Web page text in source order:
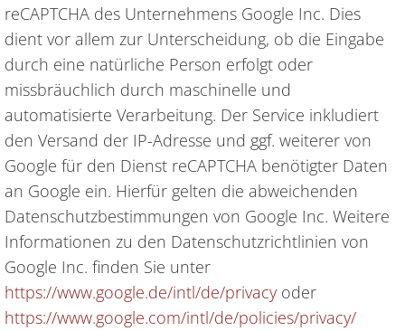
reCAPTCHA des Unternehmens Google Inc. Dies
dient vor allem zur Unterscheidung, ob die Eingabe
durch eine natürliche Person erfolgt oder
missbräuchlich durch maschinelle und
automatisierte Verarbeitung. Der Service inkludiert
den Versand der IP-Adresse und ggf. weiterer von
Google für den Dienst reCAPTCHA benötigter Daten
an Google ein. Hierfür gelten die abweichenden
Datenschutzbestimmungen von Google Inc. Weitere
Informationen zu den Datenschutzrichtlinien von
Google Inc. finden Sie unter
https://www.google.de/intl/de/privacyoder
https://www.google.com/intl/de/policies/privacy/